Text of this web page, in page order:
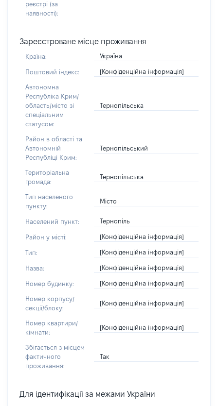
реєстрі (за
наявності):
Зареєстроване місце проживання
Країна: Україна
Поштовий індекс: [Конфіденційна інформація]
Автономна
Республіка Крим/
область/місто зі
спеціальним
статусом:
Тернопільська
Район в області та
Автономній
Республіці Крим:
Тернопільський
Територіальна
громада:
Тернопільська
Тип населеного
пункту:
Місто
Населений пункт: Тернопіль
Район у місті: [Конфіденційна інформація]
Тип: [Конфіденційна інформація]
Назва: [Конфіденційна інформація]
Номер будинку: [Конфіденційна інформація]
Номер корпусу/
секції/блоку:
[Конфіденційна інформація]
Номер квартири/
кімнати:
[Конфіденційна інформація]
Збігається з місцем
фактичного
проживання:
Так
Для ідентифікації за межами України